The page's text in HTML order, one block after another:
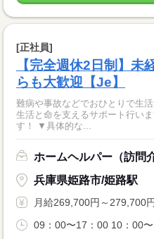
[正社員]
【完全週休2日制】
らも大歓迎【Je】
難病や事故などでおひとりで生
生活と命を支えるサポート行います。 ◎未経験から始める方
す！ ▼具体的な...
ホームヘルパー（訪問
兵庫県姫路市/姫路駅
月給269,700円～279,700円
09：00〜17：00 10：00